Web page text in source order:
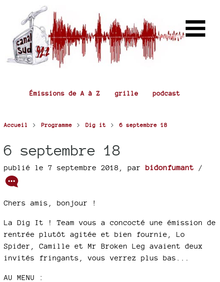
Émissions de A à Z grille podcast
Accueil > Programme > Dig it > 6 septembre 18
6 septembre 18
publié le 7 septembre 2018 par bidonfumant /
Chers amis, bonjour !
La Dig It ! Team vous a concocté une émission de
rentrée plutôt agitée et bien fournie, Lo
Spider, Camille et Mr Broken Leg avaient deux
invités fringants, vous verrez plus bas...
AU MENU :